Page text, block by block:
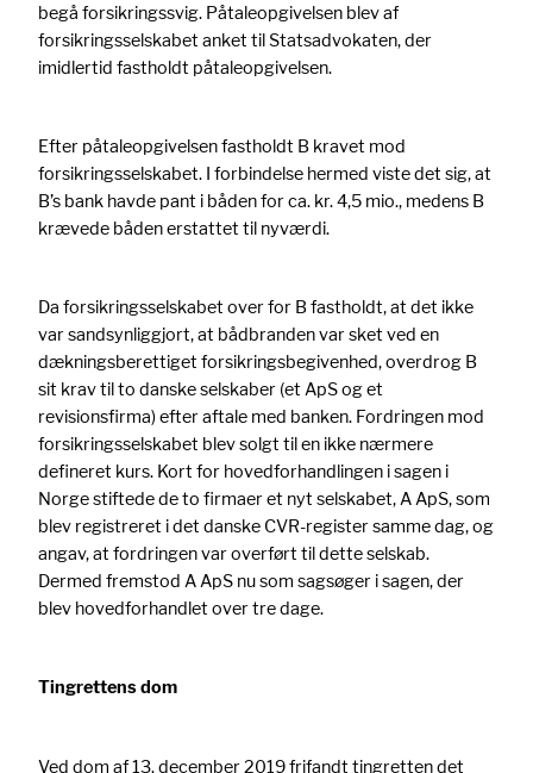
begå forsikringssvig. Påtaleopgivelsen blev af
forsikringsselskabet anket til Statsadvokaten, der
imidlertid fastholdt påtaleopgivelsen.
Efter påtaleopgivelsen fastholdt B kravet mod
forsikringsselskabet. I forbindelse hermed viste det sig, at
B’s bank havde pant i båden for ca. kr. 4,5 mio., medens B
krævede båden erstattet til nyværdi.
Da forsikringsselskabet over for B fastholdt, at det ikke
var sandsynliggjort, at bådbranden var sket ved en
dækningsberettiget forsikringsbegivenhed, overdrog B
sit krav til to danske selskaber (et ApS og et
revisionsfirma) efter aftale med banken. Fordringen mod
forsikringsselskabet blev solgt til en ikke nærmere
defineret kurs. Kort for hovedforhandlingen i sagen i
Norge stiftede de to firmaer et nyt selskabet, A ApS, som
blev registreret i det danske CVR-register samme dag, og
angav, at fordringen var overført til dette selskab.
Dermed fremstod A ApS nu som sagsøger i sagen, der
blev hovedforhandlet over tre dage.
Tingrettens dom
Ved dom af 13. december 2019 frifandt tingretten det